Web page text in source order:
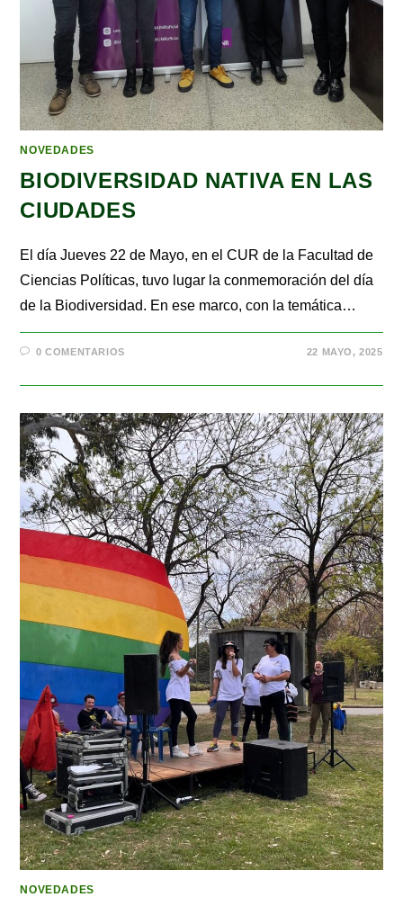
NOVEDADES
BIODIVERSIDAD NATIVA EN LAS
CIUDADES
El día Jueves 22 de Mayo, en el CUR de la Facultad de
Ciencias Políticas, tuvo lugar la conmemoración del día
de la Biodiversidad. En ese marco, con la temática…
0 COMENTARIOS 22 MAYO, 2025
NOVEDADES